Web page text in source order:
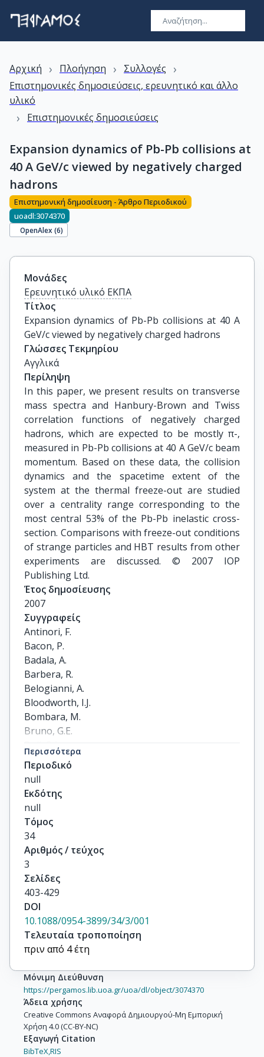
Αρχική › Πλοήγηση › Συλλογές ›
Επιστημονικές δημοσιεύσεις, ερευνητικό και άλλο
υλικό
› Επιστημονικές δημοσιεύσεις
Expansion dynamics of Pb-Pb collisions at
40 A GeV/c viewed by negatively charged
hadrons
Επιστημονική δημοσίευση - Άρθρο Περιοδικού
uoadl:3074370
OpenAlex (6)
Μονάδες
Ερευνητικό υλικό ΕΚΠΑ
Τίτλος
Expansion dynamics of Pb-Pb collisions at 40 A
GeV/c viewed by negatively charged hadrons
Γλώσσες Τεκμηρίου
Αγγλικά
Περίληψη
In this paper, we present results on transverse
mass spectra and Hanbury-Brown and Twiss
correlation functions of negatively charged
hadrons, which are expected to be mostly π-,
measured in Pb-Pb collisions at 40 A GeV/c beam
momentum. Based on these data, the collision
dynamics and the spacetime extent of the
system at the thermal freeze-out are studied
over a centrality range corresponding to the
most central 53% of the Pb-Pb inelastic cross-
section. Comparisons with freeze-out conditions
of strange particles and HBT results from other
experiments are discussed. © 2007 IOP
Publishing Ltd.
Έτος δημοσίευσης
2007
Συγγραφείς
Antinori, F.
Bacon, P.
Badala, A.
Barbera, R.
Belogianni, A.
Bloodworth, I.J.
Bombara, M.
Bruno, G.E.
Bull, S.A.
Caliandro, R.
Campbell, M.
Carena, W.
Carrer, N.
Clarke, R.F.
Dainese, A.
Di Bari, D.
Di Liberto, S.
Divia, R.
Elia, D.
Evans, D.
Feofilov, G.A.
Fini, R.A.
Ganoti, P.
Ghidini, B.
Grella, G.
Helstrup, H.
Hetland, K.F.
Holme, A.K.
Jacholkowski, A.
Jones, G.T.
Περισσότερα
Περιοδικό
null
Εκδότης
null
Τόμος
34
Αριθμός / τεύχος
3
Σελίδες
403-429
DOI
10.1088/0954-3899/34/3/001
Τελευταία τροποποίηση
πριν από 4 έτη
Μόνιμη Διεύθυνση
https://pergamos.lib.uoa.gr/uoa/dl/object/3074370
Άδεια χρήσης
Creative Commons Αναφορά Δημιουργού-Μη Εμπορική
Χρήση 4.0 (CC-BY-NC)
Εξαγωγή Citation
BibTeX,RIS